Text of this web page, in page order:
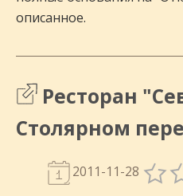
описанное.
Ресторан
Столярном
2011-11-28